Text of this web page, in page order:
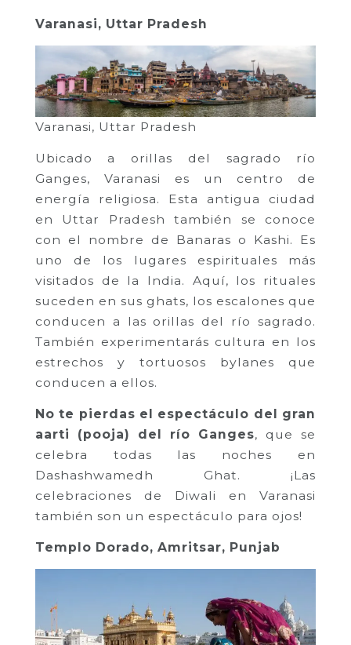
Varanasi, Uttar Pradesh
Varanasi, Uttar Pradesh
Ubicado a orillas del sagrado río
Ganges, Varanasi es un centro de
energía religiosa. Esta antigua ciudad
en Uttar Pradesh también se conoce
con el nombre de Banaras o Kashi. Es
uno de los lugares espirituales más
visitados de la India. Aquí, los rituales
suceden en sus ghats, los escalones que
conducen a las orillas del río sagrado.
También experimentarás cultura en los
estrechos y tortuosos bylanes que
conducen a ellos.
No te pierdas el espectáculo del gran
aarti (pooja) del río Ganges, que se
celebra todas las noches en
Dashashwamedh Ghat. ¡Las
celebraciones de Diwali en Varanasi
también son un espectáculo para ojos!
Templo Dorado, Amritsar, Punjab